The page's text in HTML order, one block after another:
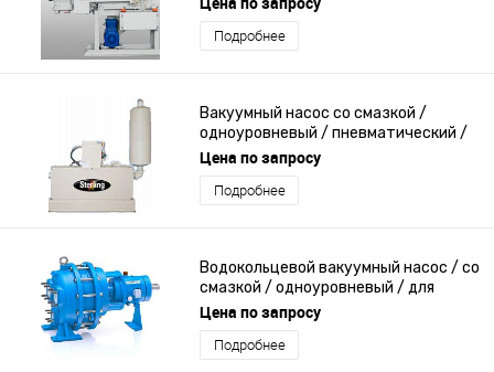
Подробнее
Вакуумный насос со смазкой /
одноуровневый / пневматический /
для транспортировки пластикового
гранулята
Цена по запросу
Подробнее
Водокольцевой вакуумный насос / со
смазкой / одноуровневый / для
химической промышленности
Цена по запросу
Подробнее